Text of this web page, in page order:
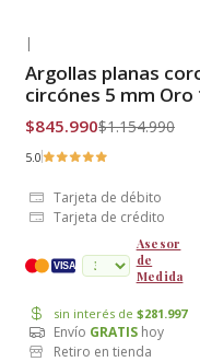
Envío Gratis
|
Argollas planas
circónes 5 mm Oro
$845.990$1.154.990
5.0
Tarjeta de débito
Tarjeta de crédito
VISA
Asesor
de
Medida
sin interés de $281.997
Envío GRATIS hoy
Retiro en tienda